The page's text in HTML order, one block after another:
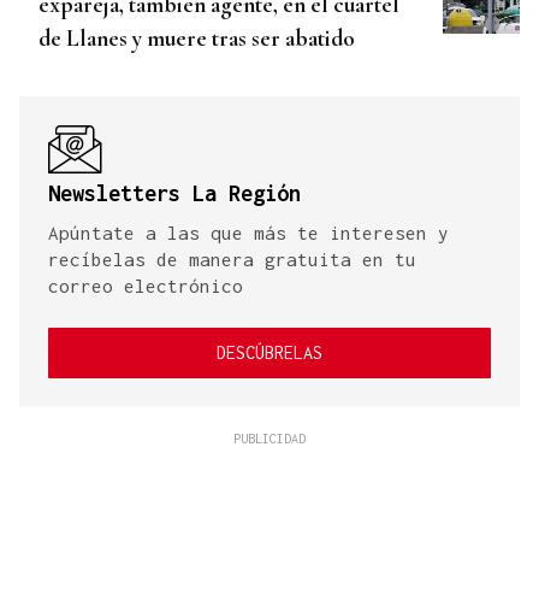
de Llanes y muere tras ser abatido
Newsletters La Región
Apúntate a las que más te interesen y
recíbelas de manera gratuita en tu
correo electrónico
DESCÚBRELAS